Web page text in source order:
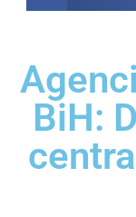
BiH: